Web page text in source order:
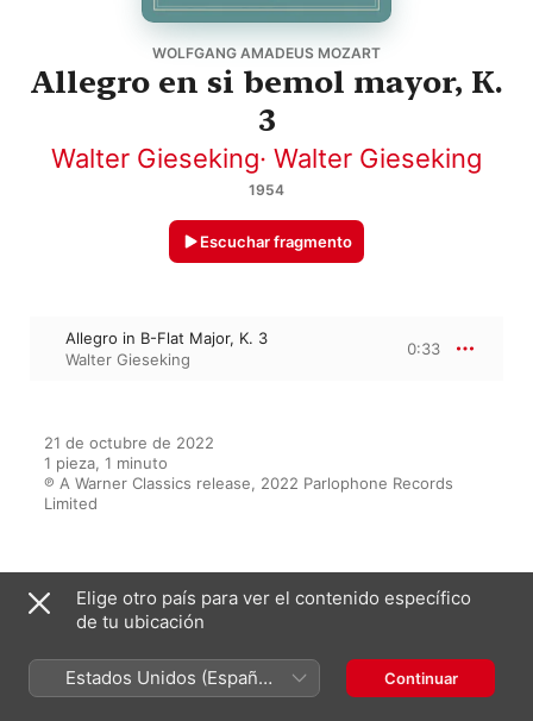
WOLFGANG AMADEUS MOZART
Allegro en si bemol mayor, K.
3
Walter Gieseking· Walter Gieseking
1954
Escuchar fragmento
Allegro in B-Flat Major, K. 3
Walter Gieseking
0:33
21 de octubre de 2022
1 pieza, 1 minuto
℗ A Warner Classics release, 2022 Parlophone Records
Limited
Del álbum
Mozart: Piano Works, Vol. 1.
Variations & Nannerl Notenbuch
Elige otro país para ver el contenido específico
de tu ubicación
Estados Unidos (Español
México)
Continuar